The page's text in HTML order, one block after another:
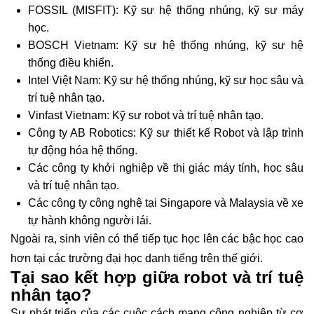
FOSSIL (MISFIT): Kỹ sư hệ thống nhúng, kỹ sư máy
học.
BOSCH Vietnam: Kỹ sư hệ thống nhúng, kỹ sư hệ
thống điều khiển.
Intel Việt Nam: Kỹ sư hệ thống nhúng, kỹ sư học sâu và
trí tuệ nhân tạo.
Vinfast Vietnam: Kỹ sư robot và trí tuệ nhân tạo.
Công ty AB Robotics: Kỹ sư thiết kế Robot và lập trình
tự động hóa hệ thống.
Các công ty khởi nghiệp về thị giác máy tính, học sâu
và trí tuệ nhân tạo.
Các công ty công nghệ tại Singapore và Malaysia về xe
tự hành không người lái.
Ngoài ra, sinh viên có thể tiếp tục học lên các bậc học cao
hơn tại các trường đại học danh tiếng trên thế giới.
Tại sao kết hợp giữa robot và trí tuệ
nhân tạo?